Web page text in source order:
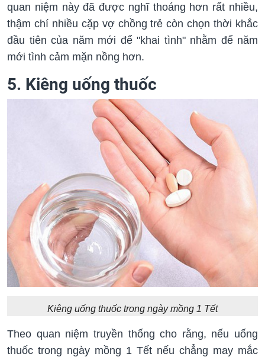
quan niệm này đã được nghĩ thoáng hơn rất nhiều,
thậm chí nhiều cặp vợ chồng trẻ còn chọn thời khắc
đầu tiên của năm mới để "khai tình" nhằm để năm
mới tình cảm mặn nồng hơn.
5. Kiêng uống thuốc
Kiêng uống thuốc trong ngày mồng 1 Tết
Theo quan niệm truyền thống cho rằng, nếu uống
thuốc trong ngày mồng 1 Tết nếu chẳng may mắc